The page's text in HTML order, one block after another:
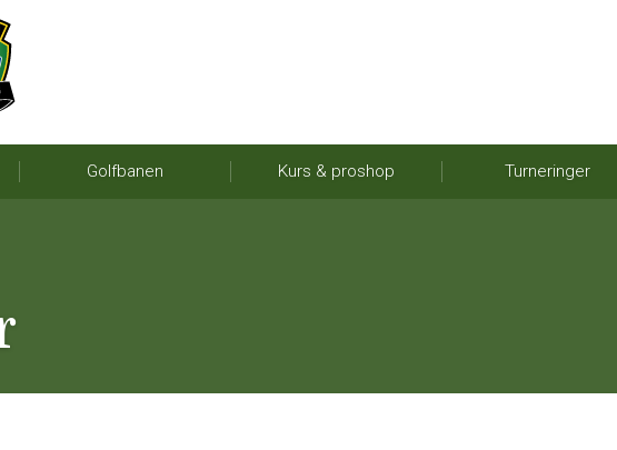
Golfbanen Kurs & proshop Turneringer